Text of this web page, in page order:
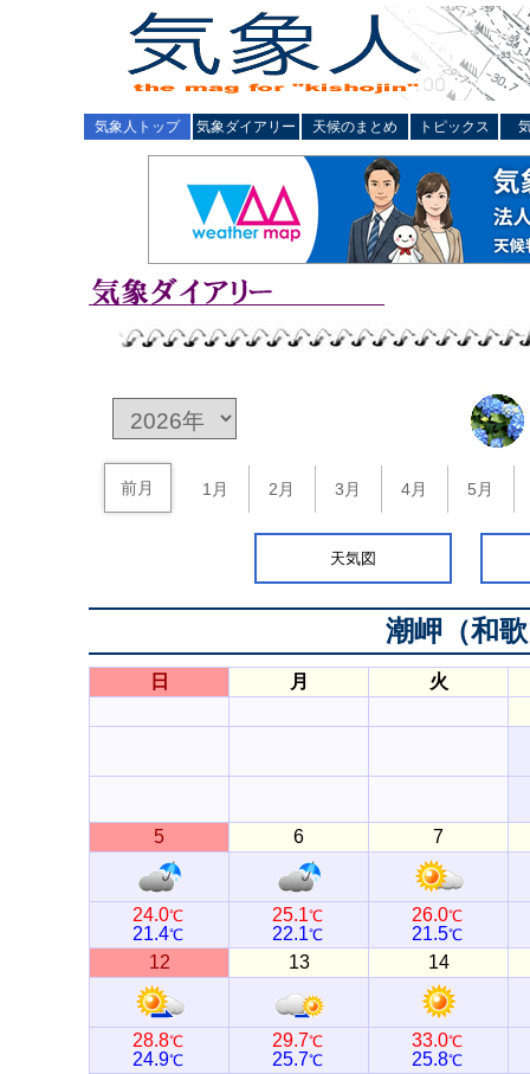
気象人トップ 気象ダイアリー 天候のまとめ トピックス
前月 1月 2月 3月 4月 5月
天気図
潮岬（和
日 月 火
5 6 7
24.0℃
21.4℃
25.1℃
22.1℃
26.0℃
21.5℃
12 13 14
28.8℃
24.9℃
29.7℃
25.7℃
33.0℃
25.8℃